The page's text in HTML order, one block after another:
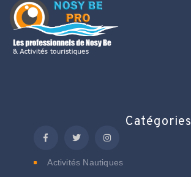
Catégories
Activités Nautiques